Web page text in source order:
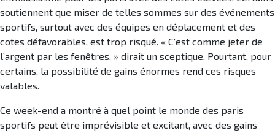
soutiennent que miser de telles sommes sur des événements
sportifs, surtout avec des équipes en déplacement et des
cotes défavorables, est trop risqué. « C’est comme jeter de
l’argent par les fenêtres, » dirait un sceptique. Pourtant, pour
certains, la possibilité de gains énormes rend ces risques
valables.
Ce week-end a montré à quel point le monde des paris
sportifs peut être imprévisible et excitant, avec des gains